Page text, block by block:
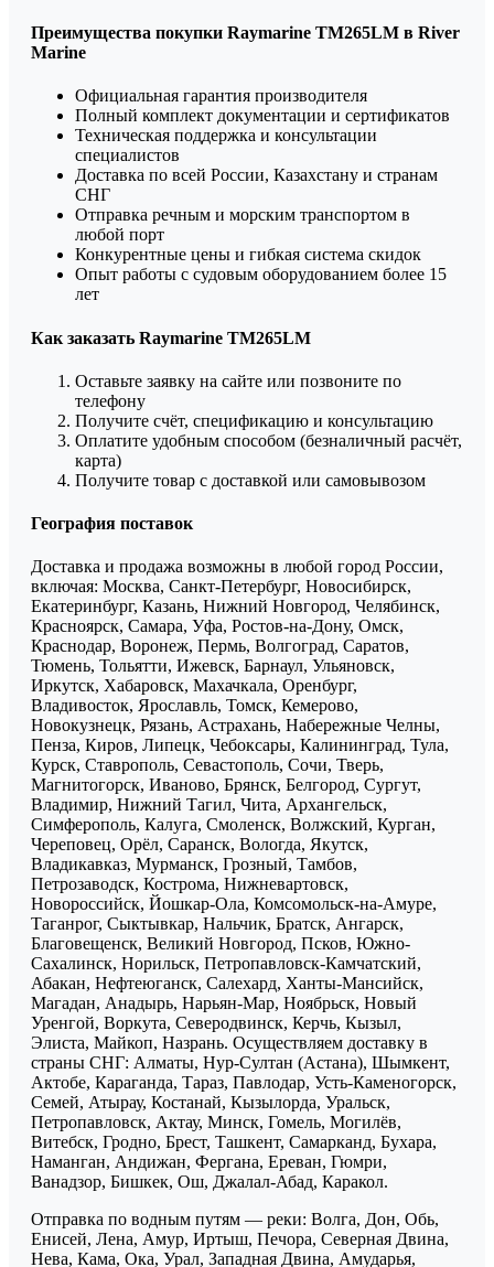
Преимущества покупки Raymarine TM265LM в River
Marine
Официальная гарантия производителя
Полный комплект документации и сертификатов
Техническая поддержка и консультации
специалистов
Доставка по всей России, Казахстану и странам
СНГ
Отправка речным и морским транспортом в
любой порт
Конкурентные цены и гибкая система скидок
Опыт работы с судовым оборудованием более 15
лет
Как заказать Raymarine TM265LM
Оставьте заявку на сайте или позвоните по
телефону
Получите счёт, спецификацию и консультацию
Оплатите удобным способом (безналичный расчёт,
карта)
Получите товар с доставкой или самовывозом
География поставок
Доставка и продажа возможны в любой город России,
включая: Москва, Санкт-Петербург, Новосибирск,
Екатеринбург, Казань, Нижний Новгород, Челябинск,
Красноярск, Самара, Уфа, Ростов-на-Дону, Омск,
Краснодар, Воронеж, Пермь, Волгоград, Саратов,
Тюмень, Тольятти, Ижевск, Барнаул, Ульяновск,
Иркутск, Хабаровск, Махачкала, Оренбург,
Владивосток, Ярославль, Томск, Кемерово,
Новокузнецк, Рязань, Астрахань, Набережные Челны,
Пенза, Киров, Липецк, Чебоксары, Калининград, Тула,
Курск, Ставрополь, Севастополь, Сочи, Тверь,
Магнитогорск, Иваново, Брянск, Белгород, Сургут,
Владимир, Нижний Тагил, Чита, Архангельск,
Симферополь, Калуга, Смоленск, Волжский, Курган,
Череповец, Орёл, Саранск, Вологда, Якутск,
Владикавказ, Мурманск, Грозный, Тамбов,
Петрозаводск, Кострома, Нижневартовск,
Новороссийск, Йошкар-Ола, Комсомольск-на-Амуре,
Таганрог, Сыктывкар, Нальчик, Братск, Ангарск,
Благовещенск, Великий Новгород, Псков, Южно-
Сахалинск, Норильск, Петропавловск-Камчатский,
Абакан, Нефтеюганск, Салехард, Ханты-Мансийск,
Магадан, Анадырь, Нарьян-Мар, Ноябрьск, Новый
Уренгой, Воркута, Северодвинск, Керчь, Кызыл,
Элиста, Майкоп, Назрань. Осуществляем доставку в
страны СНГ: Алматы, Нур-Султан (Астана), Шымкент,
Актобе, Караганда, Тараз, Павлодар, Усть-Каменогорск,
Семей, Атырау, Костанай, Кызылорда, Уральск,
Петропавловск, Актау, Минск, Гомель, Могилёв,
Витебск, Гродно, Брест, Ташкент, Самарканд, Бухара,
Наманган, Андижан, Фергана, Ереван, Гюмри,
Ванадзор, Бишкек, Ош, Джалал-Абад, Каракол.
Отправка по водным путям — реки: Волга, Дон, Обь,
Енисей, Лена, Амур, Иртыш, Печора, Северная Двина,
Нева, Кама, Ока, Урал, Западная Двина, Амударья,